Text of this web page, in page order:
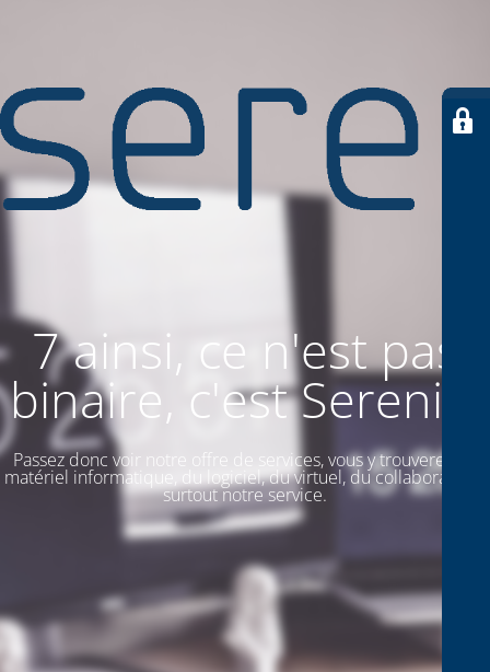
7 ainsi, ce n'est pas
binaire, c'est SereniiT
Passez donc voir notre offre de services, vous y trouverez du
matériel informatique, du logiciel, du virtuel, du collaboratif. Et
surtout notre service.